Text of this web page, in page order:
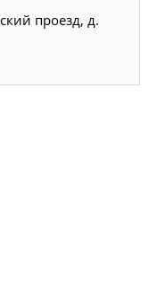
проезд, д.